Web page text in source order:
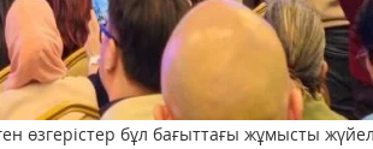
өзгерістер бұл бағыттағы жұмысты